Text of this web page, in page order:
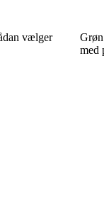
vælger
med